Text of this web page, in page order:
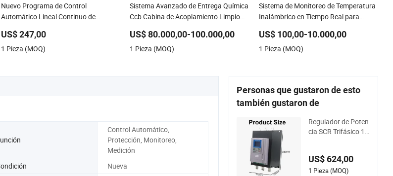
Nuevo Programa de Control
Automático Lineal Continuo de
Controlador Lógico Programable con
Certificación CE Soporte para Codesys
US$ 247,00
1 Pieza (MOQ)
Sistema Avanzado de Entrega Química
Ccb Cabina de Acoplamiento Limpio
US$ 80.000,00-100.000,00
1 Pieza (MOQ)
Sistema de Monitoreo de Temperatura
Inalámbrico en Tiempo Real para
US$ 100,00-10.000,00
1 Pieza (MOQ)
Control Automático,
Protección, Monitoreo,
Medición
Nueva
Personas que gustaron de esto
también gustaron de
Regulador de Poten
cia SCR Trifásico 11
ncia de Tiristor para
Calentador / Horno
US$ 624,00
1 Pieza (MOQ)